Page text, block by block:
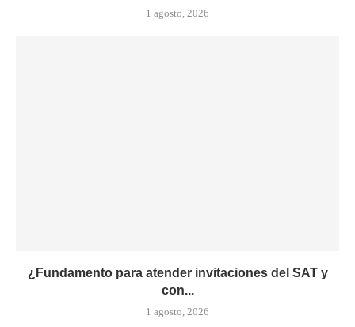
1 agosto, 2026
¿Fundamento para atender invitaciones del SAT y
con...
1 agosto, 2026